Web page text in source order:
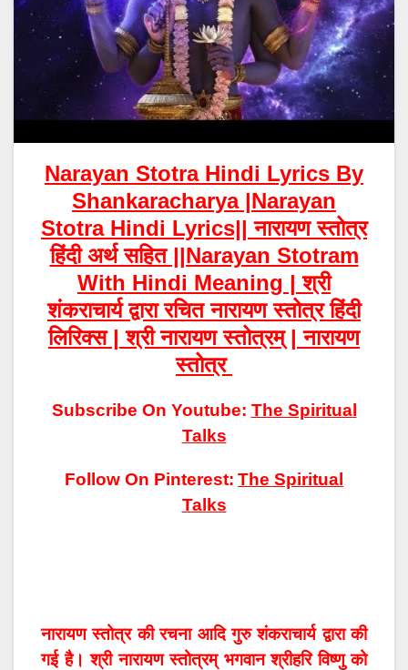
Narayan Stotra Hindi Lyrics By
Shankaracharya|Narayan
Stotra Hindi Lyrics|| नारायण स्तोत्र
हिंदी अर्थ सहित ||Narayan Stotram
With Hindi Meaning |श्री
शंकराचार्य द्वारा रचित नारायण स्तोत्र हिंदी
लिरिक्स |श्री नारायण स्तोत्रम् | नारायण
स्तोत्र
Subscribe On Youtube: The Spiritual
Talks
Follow On Pinterest: The Spiritual
Talks
नारायण स्तोत्र की रचना आदि गुरु शंकराचार्य द्वारा की
गई है।श्री नारायण स्तोत्रम् भगवान श्रीहरि विष्णु को